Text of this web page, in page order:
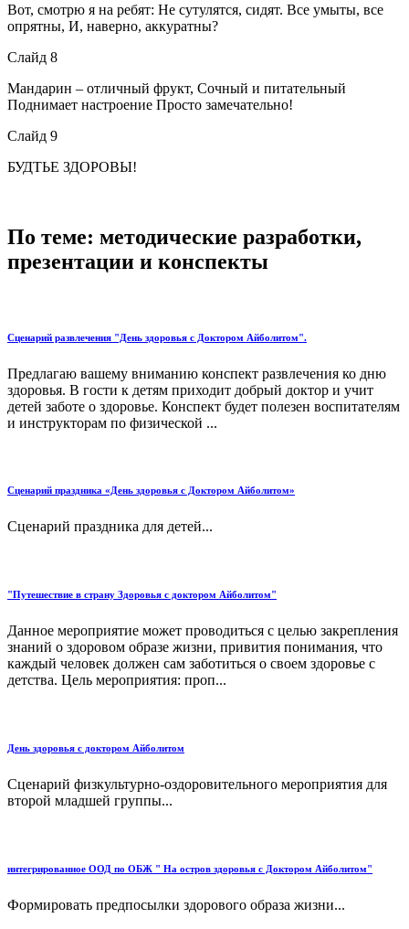
Вот, смотрю я на ребят: Не сутулятся, сидят. Все умыты, все
опрятны, И, наверно, аккуратны?
Слайд 8
Мандарин – отличный фрукт, Сочный и питательный
Поднимает настроение Просто замечательно!
Слайд 9
БУДТЬЕ ЗДОРОВЫ!
По теме: методические разработки,
презентации и конспекты
Сценарий развлечения "День здоровья с Доктором Айболитом".
Предлагаю вашему вниманию конспект развлечения ко дню
здоровья. В гости к детям приходит добрый доктор и учит
детей заботе о здоровье. Конспект будет полезен воспитателям
и инструкторам по физической ...
Сценарий праздника «День здоровья с Доктором Айболитом»
Сценарий праздника для детей...
"Путешествие в страну Здоровья с доктором Айболитом"
Данное мероприятие может проводиться с целью закрепления
знаний о здоровом образе жизни, привития понимания, что
каждый человек должен сам заботиться о своем здоровье с
детства. Цель мероприятия: проп...
День здоровья с доктором Айболитом
Сценарий физкультурно-оздоровительного мероприятия для
второй младшей группы...
интегрированное ООД по ОБЖ " На остров здоровья с Доктором Айболитом"
Формировать предпосылки здорового образа жизни...